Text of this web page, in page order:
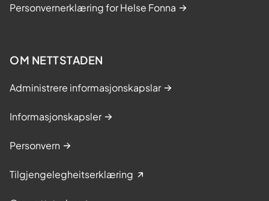
Personvernerklæring for Helse Fonna
OM NETTSTADEN
Administrere informasjonskapslar
Informasjonskapsler
Personvern
Tilgjengelegheitserklæring